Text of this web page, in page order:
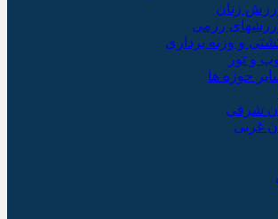
زنان
رزمی
و وزنه برداری
و تور
حوزه ها
شرقی
غربی